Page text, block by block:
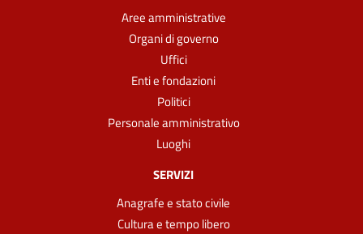
Aree amministrative
Organi di governo
Uffici
Enti e fondazioni
Politici
Personale amministrativo
Luoghi
SERVIZI
Anagrafe e stato civile
Cultura e tempo libero